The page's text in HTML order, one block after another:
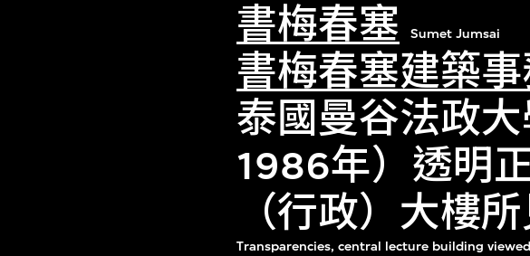
書梅春塞 Sumet Jumsai
書梅春塞建築
泰國曼谷法政
1986年）透明
（行政）大樓
Transparencies, central lecture building